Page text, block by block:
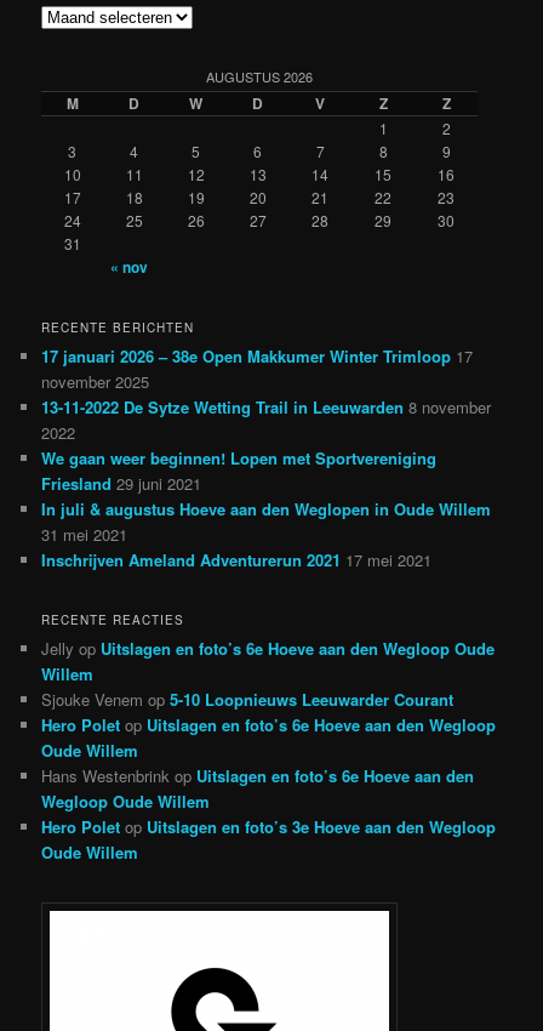
Archieven
AUGUSTUS 2026
M D W D V Z Z
1
2
3
4 5 6 7 8
9
10
11 12 13 14 15
16
17
18 19 20 21 22
23
24
25 26 27 28 29
30
31
« nov
RECENTE BERICHTEN
17 januari 2026 – 38e Open Makkumer Winter Trimloop 17
november 2025
13-11-2022 De Sytze Wetting Trail in Leeuwarden 8 november
2022
We gaan weer beginnen! Lopen met Sportvereniging
Friesland 29 juni 2021
In juli & augustus Hoeve aan den Weglopen in Oude Willem
31 mei 2021
Inschrijven Ameland Adventurerun 2021 17 mei 2021
RECENTE REACTIES
Jelly op Uitslagen en foto’s 6e Hoeve aan den Wegloop Oude
Willem
Sjouke Venem op5-10 Loopnieuws Leeuwarder Courant
Hero Polet op Uitslagen en foto’s 6e Hoeve aan den Wegloop
Oude Willem
Hans Westenbrink op Uitslagen en foto’s 6e Hoeve aan den
Wegloop Oude Willem
Hero Polet op Uitslagen en foto’s 3e Hoeve aan den Wegloop
Oude Willem